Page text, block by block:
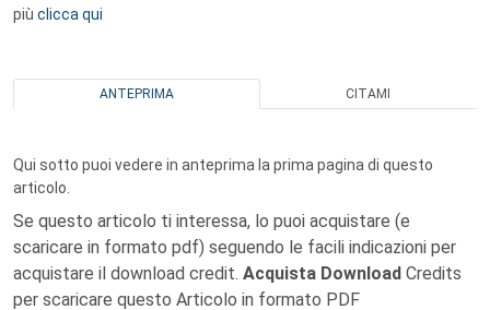
più clicca qui
ANTEPRIMA CITAMI
Qui sotto puoi vedere in anteprima la prima pagina di questo
articolo.
Se questo articolo ti interessa, lo puoi acquistare (e
scaricare in formato pdf) seguendo le facili indicazioni per
acquistare il download credit. Acquista Download Credits
per scaricare questo Articolo in formato PDF